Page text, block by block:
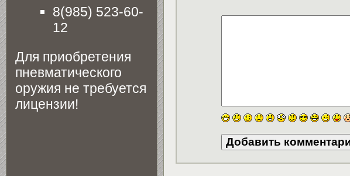
8(985) 523-60-
12
Для приобретения
пневматического
оружия не требуется
лицензии!